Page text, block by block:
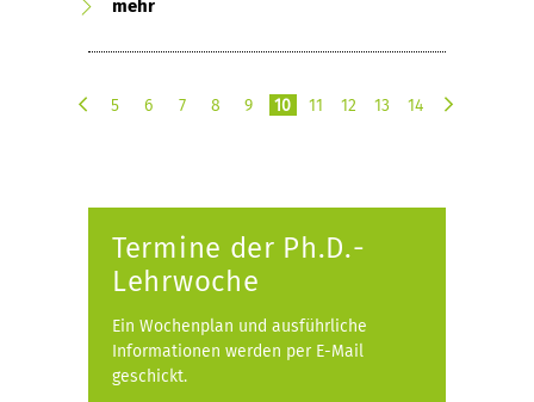
mehr
5 6 7 8 9 10 11 12 13
14
Termine der Ph.D.-
Lehrwoche
Ein Wochenplan und ausführliche
Informationen werden per E-Mail
geschickt.